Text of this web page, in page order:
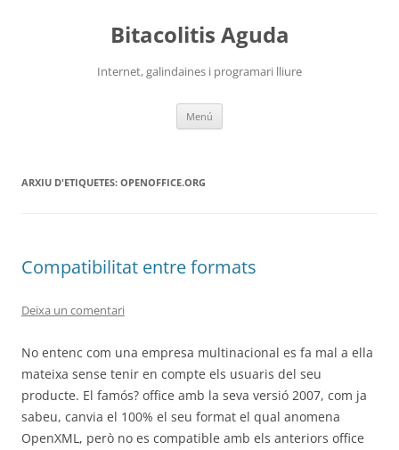
Bitacolitis Aguda
Internet, galindaines i programari lliure
Menú
ARXIU D'ETIQUETES: OPENOFFICE.ORG
Compatibilitat entre formats
Deixa un comentari
No entenc com una empresa multinacional es fa mal a ella
mateixa sense tenir en compte els usuaris del seu
producte. El famós? office amb la seva versió 2007, com ja
sabeu, canvia el 100% el seu format el qual anomena
OpenXML, però no es compatible amb els anteriors office